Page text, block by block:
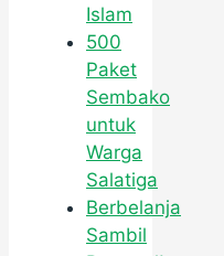
Islam
500
Paket
Sembako
untuk
Warga
Salatiga
Berbelanja
Sambil